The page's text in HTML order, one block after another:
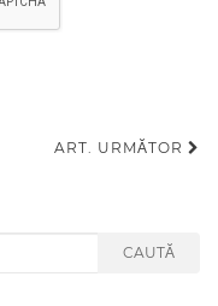
ART. URMĂTOR
CAUTĂ